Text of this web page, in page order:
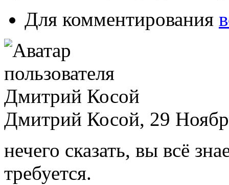
Для комментирования
Дмитрий Косой, 29
нечего сказать, вы всё
требуется.